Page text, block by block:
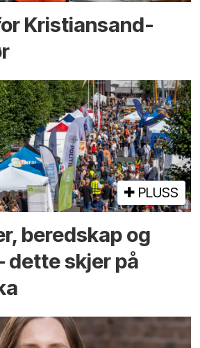
Kristiansand-
PLUSS
beredskap og
dette skjer på